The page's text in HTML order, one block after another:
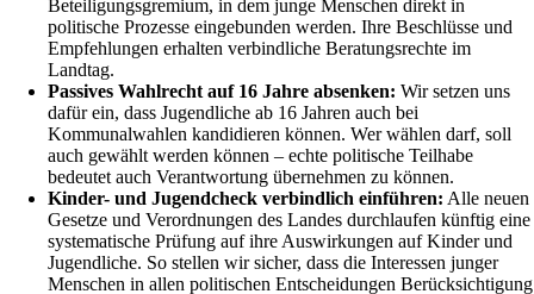
Beteiligungsgremium, in dem junge Menschen direkt in
politische Prozesse eingebunden werden. Ihre Beschlüsse und
Empfehlungen erhalten verbindliche Beratungsrechte im
Landtag.
Passives Wahlrecht auf 16 Jahre absenken: Wir setzen uns
dafür ein, dass Jugendliche ab 16 Jahren auch bei
Kommunalwahlen kandidieren können. Wer wählen darf, soll
auch gewählt werden können – echte politische Teilhabe
bedeutet auch Verantwortung übernehmen zu können.
Kinder- und Jugendcheck verbindlich einführen: Alle neuen
Gesetze und Verordnungen des Landes durchlaufen künftig eine
systematische Prüfung auf ihre Auswirkungen auf Kinder und
Jugendliche. So stellen wir sicher, dass die Interessen junger
Menschen in allen politischen Entscheidungen Berücksichtigung